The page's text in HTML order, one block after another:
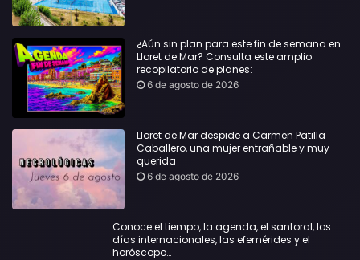
¿Aún sin plan para este fin de semana en
Lloret de Mar? Consulta este amplio
recopilatorio de planes:
6 de agosto de 2026
Lloret de Mar despide a Carmen Patilla
Caballero, una mujer entrañable y muy
querida
6 de agosto de 2026
Conoce el tiempo, la agenda, el santoral, los
días internacionales, las efemérides y el
horóscopo…